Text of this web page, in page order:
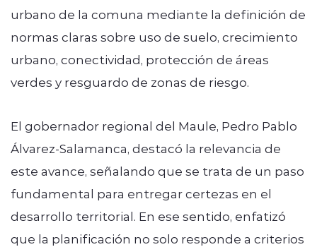
urbano de la comuna mediante la definición de
normas claras sobre uso de suelo, crecimiento
urbano, conectividad, protección de áreas
verdes y resguardo de zonas de riesgo.
El gobernador regional del Maule, Pedro Pablo
Álvarez-Salamanca, destacó la relevancia de
este avance, señalando que se trata de un paso
fundamental para entregar certezas en el
desarrollo territorial. En ese sentido, enfatizó
que la planificación no solo responde a criterios